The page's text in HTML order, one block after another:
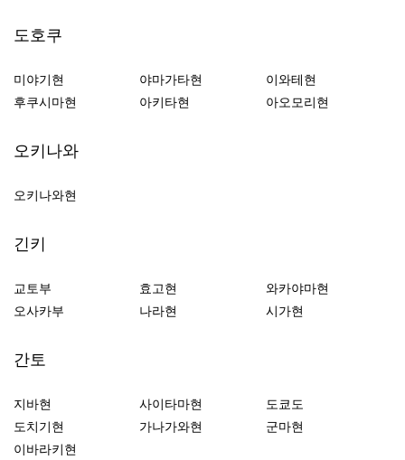
도호쿠
미야기현 야마가타현
이와테현
후쿠시마현
아키타현 아오모리현
오키나와
오키나와현
긴키
교토부 효고현
와카야마현
오사카부
나라현 시가현
간토
지바현 사이타마현
도쿄도
도치기현
가나가와현
군마현
이바라키현